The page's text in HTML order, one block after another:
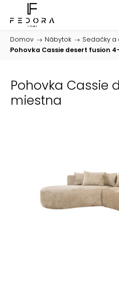
Domov / Nábytok / Sedačky
Pohovka Cassie desert fusion
Pohovka Cassie
miestna